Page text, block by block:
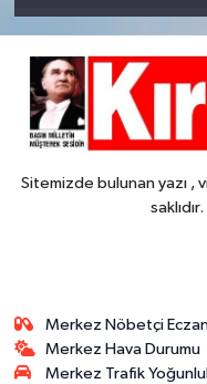
Sitemizde bulunan yazı ,
Merkez Nöbetçi
Merkez Hava Durumu
Merkez Trafik